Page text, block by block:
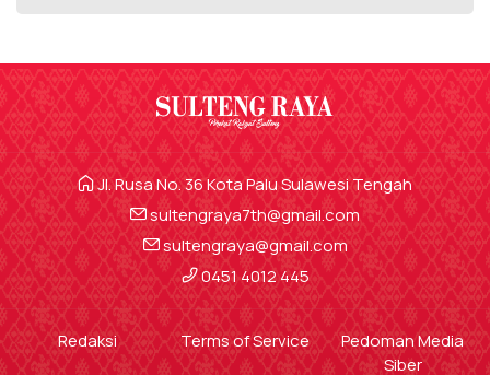
Jl. Rusa No. 36 Kota Palu Sulawesi Tengah
sultengraya7th@gmail.com
sultengraya@gmail.com
0451 4012 445
Redaksi Terms of Service
Pedoman Media
Siber